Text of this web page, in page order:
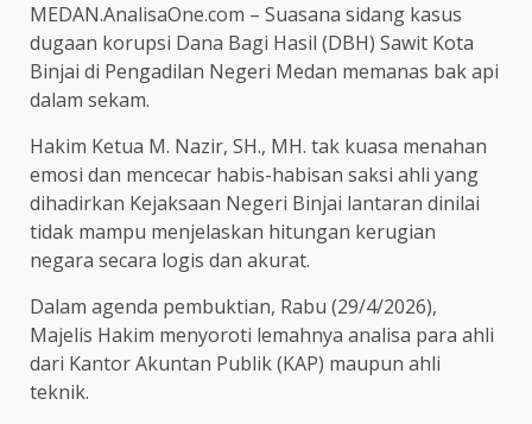
MEDAN.AnalisaOne.com – Suasana sidang kasus
dugaan korupsi Dana Bagi Hasil (DBH) Sawit Kota
Binjai di Pengadilan Negeri Medan memanas bak api
dalam sekam.
Hakim Ketua M. Nazir, SH., MH. tak kuasa menahan
emosi dan mencecar habis-habisan saksi ahli yang
dihadirkan Kejaksaan Negeri Binjai lantaran dinilai
tidak mampu menjelaskan hitungan kerugian
negara secara logis dan akurat.
Dalam agenda pembuktian, Rabu (29/4/2026),
Majelis Hakim menyoroti lemahnya analisa para ahli
dari Kantor Akuntan Publik (KAP) maupun ahli
teknik.